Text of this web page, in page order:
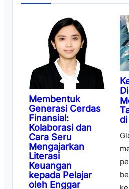
Membentuk
Generasi Cerdas
Finansial:
Kolaborasi dan
Cara Seru
Mengajarkan
Literasi
Keuangan
kepada Pelajar
oleh Enggar